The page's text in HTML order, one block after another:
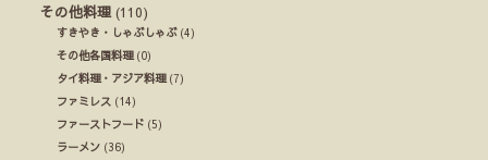
その他料理 (110)
すきやき・しゃぶしゃぶ(4)
その他各国料理(0)
タイ料理・アジア料理(7)
ファミレス (14)
ファーストフード (5)
ラーメン (36)